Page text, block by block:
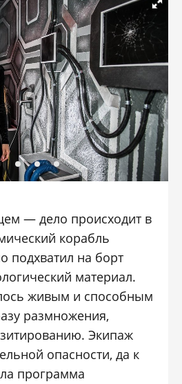
— дело происходит в
корабль
подхватил на борт
материал.
живым и способным
размножения,
Экипаж
опасности, да к
программа